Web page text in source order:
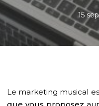
15
Le marketing musical